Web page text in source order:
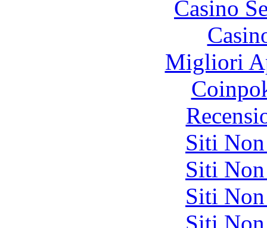
Casino
Migliori
Siti
Siti
Siti
Siti